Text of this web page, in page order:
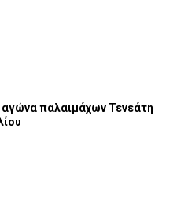
παλαιμάχων Τενεάτη